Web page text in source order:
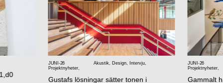
JUNI-26 Akustik Design, Intervju,
Projektnyheter,
Gustafs lösningar sätter tonen i
JUNI-26
Projektnyheter,
Gammalt